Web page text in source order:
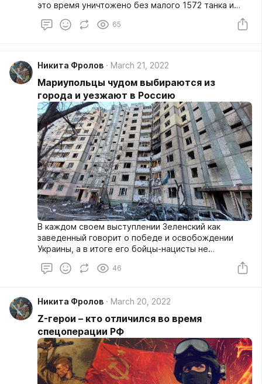
это время уничтожено без малого 1572 танка и
военной спецтехники, более 630 артиллерийских
65
Никита Фролов March 21, 2022
Мариупольцы чудом выбираются из
города и уезжают в Россию
В каждом своем выступлении Зеленский как
заведенный говорит о победе и освобождении
Украины, а в итоге его бойцы-нацисты не
бежать самостоятельно, палят по жилым зданиям,
Не будет, как ни крути.
46
Никита Фролов March 20, 2022
Z-герои – кто отличился во время
спецоперации РФ